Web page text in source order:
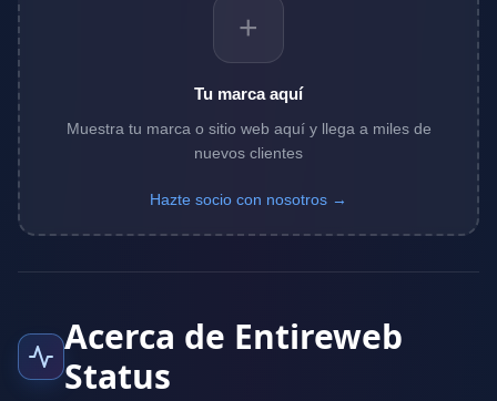
+
Tu marca aquí
Muestra tu marca o sitio web aquí y llega a miles de
nuevos clientes
Hazte socio con nosotros →
Acerca de Entireweb
Status